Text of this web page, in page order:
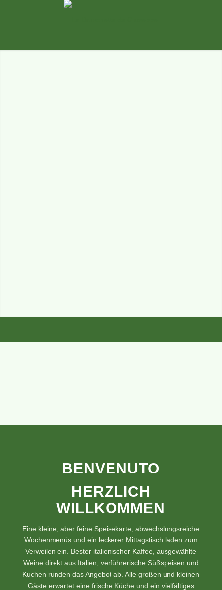
BENVENUTO
HERZLICH
WILLKOMMEN
Eine kleine, aber feine Speisekarte, abwechslungsreiche
Wochenmenüs und ein leckerer Mittagstisch laden zum
Verweilen ein. Bester italienischer Kaffee, ausgewählte
Weine direkt aus Italien, verführerische Süßspeisen und
Kuchen runden das Angebot ab. Alle großen und kleinen
Gäste erwartet eine frische Küche und ein vielfältiges